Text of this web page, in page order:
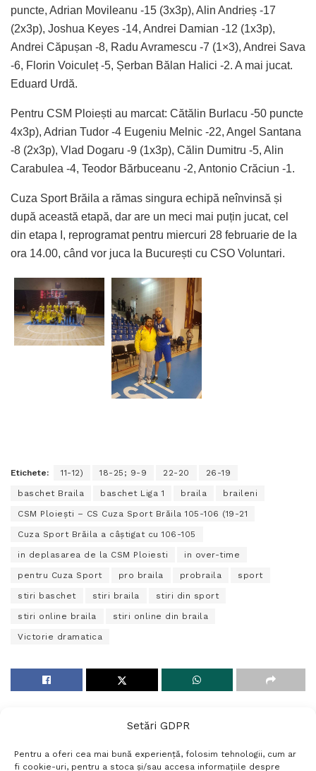
Setări GDPR
Pentru a oferi cea mai bună experiență, folosim tehnologii, cum ar
fi cookie-uri, pentru a stoca și/sau accesa informațiile despre
puncte, Adrian Movileanu -15 (3x3p), Alin Andrieș -17
(2x3p), Joshua Keyes -14, Andrei Damian -12 (1x3p),
Andrei Căpușan -8, Radu Avramescu -7 (1×3), Andrei Sava
-6, Florin Voiculeț -5, Șerban Bălan Halici -2. A mai jucat.
Eduard Urdă.
Pentru CSM Ploiești au marcat: Cătălin Burlacu -50 puncte
4x3p), Adrian Tudor -4 Eugeniu Melnic -22, Angel Santana
-8 (2x3p), Vlad Dogaru -9 (1x3p), Călin Dumitru -5, Alin
Carabulea -4, Teodor Bărbuceanu -2, Antonio Crăciun -1.
Cuza Sport Brăila a rămas singura echipă neînvinsă și
după această etapă, dar are un meci mai puțin jucat, cel
din etapa I, reprogramat pentru miercuri 28 februarie de la
ora 14.00, când vor juca la București cu CSO Voluntari.
Etichete: 11-12) 18-25; 9-9 22-20 26-19
baschet Braila baschet Liga 1 braila braileni
CSM Ploieşti – CS Cuza Sport Brăila 105-106 (19-21
Cuza Sport Brăila a câștigat cu 106-105
in deplasarea de la CSM Ploiesti in over-time
pentru Cuza Sport pro braila probraila sport
stiri baschet stiri braila stiri din sport
stiri online braila stiri online din braila
Victorie dramatica